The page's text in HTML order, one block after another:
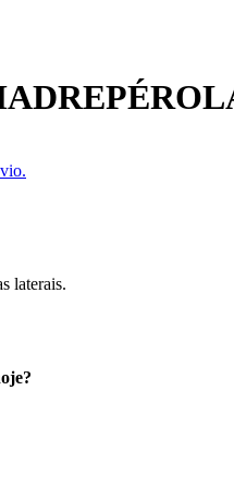
laterais.